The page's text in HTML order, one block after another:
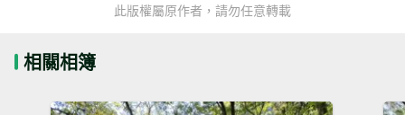
此版權屬原作者，請勿任意轉載
相關相簿